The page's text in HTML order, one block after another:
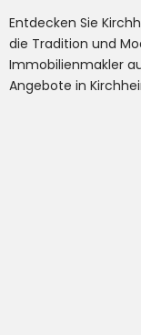
Entdecken Sie
die Tradition und
Immobilienmakler
Angebote in